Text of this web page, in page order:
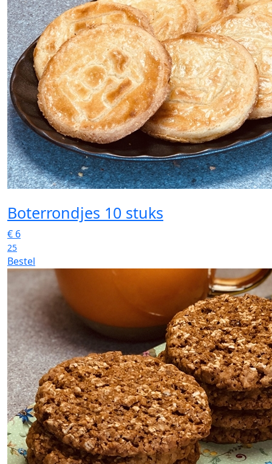
Boterrondjes 10 stuks
€ 6
25
Bestel